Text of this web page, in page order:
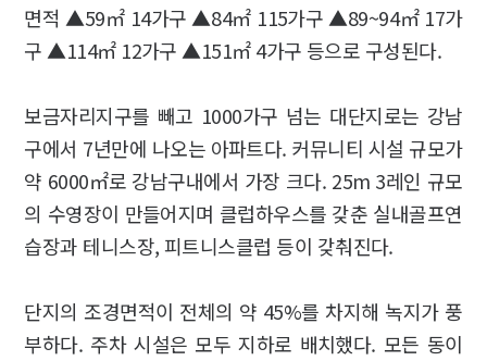
면적 ▲59㎡ 14가구 ▲84㎡ 115가구 ▲89~94㎡ 17가
구 ▲114㎡ 12가구 ▲151㎡ 4가구 등으로 구성된다.
보금자리지구를 빼고 1000가구 넘는 대단지로는 강남
구에서 7년만에 나오는 아파트다. 커뮤니티 시설 규모가
약 6000㎡로 강남구내에서 가장 크다. 25m 3레인 규모
의 수영장이 만들어지며 클럽하우스를 갖춘 실내골프연
습장과 테니스장, 피트니스클럽 등이 갖춰진다.
단지의 조경면적이 전체의 약 45%를 차지해 녹지가 풍
부하다. 주차 시설은 모두 지하로 배치했다. 모든 동이